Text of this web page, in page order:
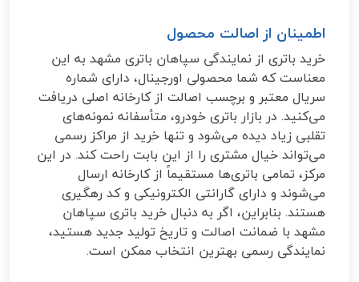
اطمینان از اصالت محصول
خرید باتری از نمایندگی سپاهان باتری مشهد به این
معناست که شما محصولی اورجینال، دارای شماره
سریال معتبر و برچسب اصالت از کارخانه اصلی دریافت
می‌کنید. در بازار باتری خودرو، متأسفانه نمونه‌های
تقلبی زیاد دیده می‌شود و تنها خرید از مراکز رسمی
می‌تواند خیال مشتری را از این بابت راحت کند. در این
مرکز، تمامی باتری‌ها مستقیماً از کارخانه ارسال
می‌شوند و دارای گارانتی الکترونیکی و کد رهگیری
هستند. بنابراین، اگر به دنبال خرید باتری سپاهان
مشهد با ضمانت اصالت و تاریخ تولید جدید هستید،
نمایندگی رسمی بهترین انتخاب ممکن است.